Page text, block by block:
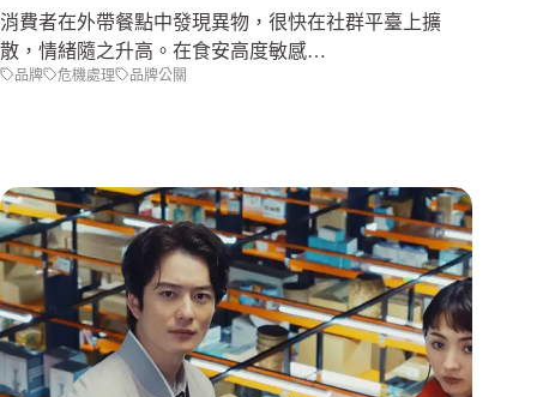
消費者在外帶餐點中發現異物，很快在社群平臺上擴
散，情緒隨之升高。在食安高度敏感…
品牌 危機處理 品牌公關